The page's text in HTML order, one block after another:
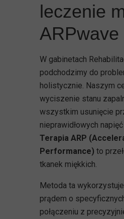
leczenie
ARPwave
W gabinetach
podchodzimy do
holistycznie. Naszym
wyciszenie stanu
wszystkim usunięcie
nieprawidłowych
Terapia ARP
Performance) to
tkanek miękkich.
Metoda ta
prądem o
połączeniu z